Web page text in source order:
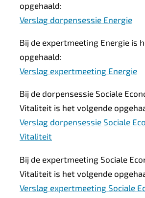
opgehaald:
Verslag dorpensessie Energie
Bij de expertmeeting Energie is
opgehaald:
Verslag expertmeeting Energie
Bij de dorpensessie Sociale
Vitaliteit is het volgende
Verslag dorpensessie Sociale
Vitaliteit
Bij de expertmeeting Sociale
Vitaliteit is het volgende
Verslag expertmeeting Sociale